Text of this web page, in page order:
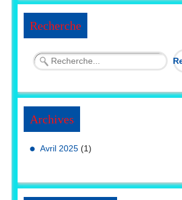
Recherche
Archives
Avril 2025 (1)